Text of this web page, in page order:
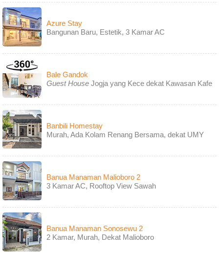
Azure Stay
Bangunan Baru, Estetik, 3 Kamar AC
Bale Gandok
Guest House Jogja yang Kece dekat Kawasan Kafe
Banbili Homestay
Murah, Ada Kolam Renang Bersama, dekat UMY
Banua Manaman Malioboro 2
3 Kamar AC, Rooftop View Sawah
Banua Manaman Sonosewu 2
2 Kamar, Murah, Dekat Malioboro